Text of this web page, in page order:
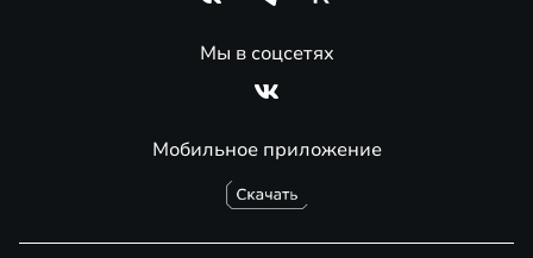
Мобильное приложение
Мы в соцсетях